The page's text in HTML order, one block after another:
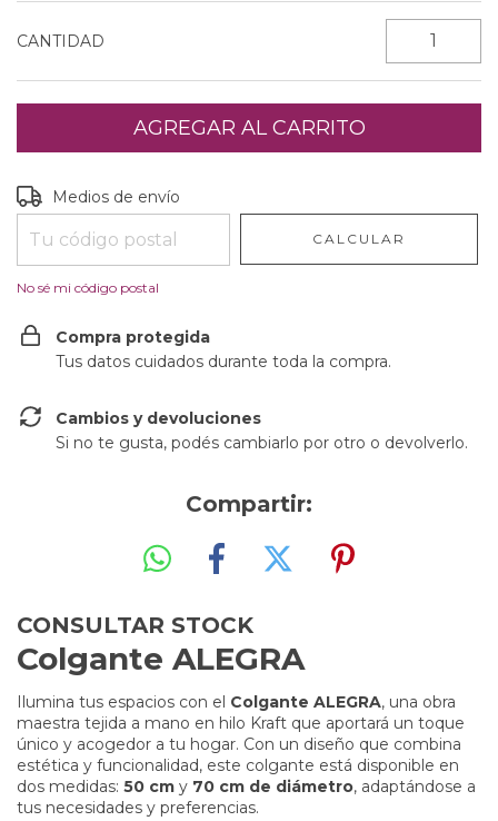
CANTIDAD
Entregas para el CP:
Medios de envío
CALCULAR
No sé mi código postal
Compra protegida
Tus datos cuidados durante toda la compra.
Cambios y devoluciones
Si no te gusta, podés cambiarlo por otro o devolverlo.
Compartir:
CONSULTAR STOCK
Colgante ALEGRA
Ilumina tus espacios con el Colgante ALEGRA, una obra
maestra tejida a mano en hilo Kraft que aportará un toque
único y acogedor a tu hogar. Con un diseño que combina
estética y funcionalidad, este colgante está disponible en
dos medidas: 50 cm y 70 cm de diámetro, adaptándose a
tus necesidades y preferencias.